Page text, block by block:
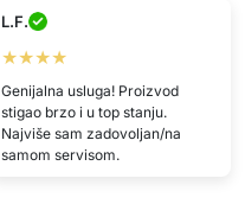
L.F.
★★★★
Genijalna usluga! Proizvod
stigao brzo i u top stanju.
Najviše sam zadovoljan/na
samom servisom.